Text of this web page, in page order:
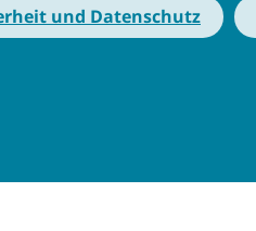
und Datenschutz